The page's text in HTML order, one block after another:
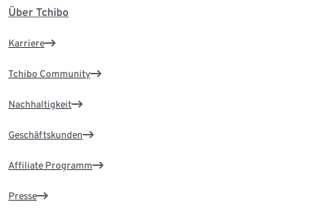
Über Tchibo
Karriere
Tchibo Community
Nachhaltigkeit
Geschäftskunden
Affiliate Programm
Presse